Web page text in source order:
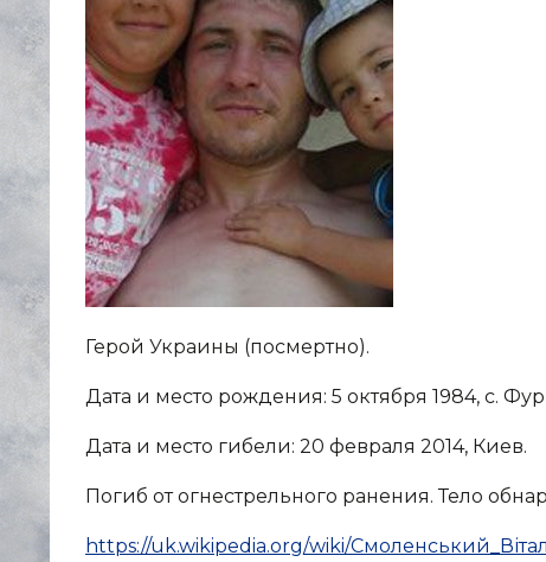
Герой Украины (посмертно).
Дата и место рождения: 5 октября 1984, с.
Дата и место гибели: 20 февраля 2014, Киев.
Погиб от огнестрельного ранения. Тело
https://uk.wikipedia.org/wiki/